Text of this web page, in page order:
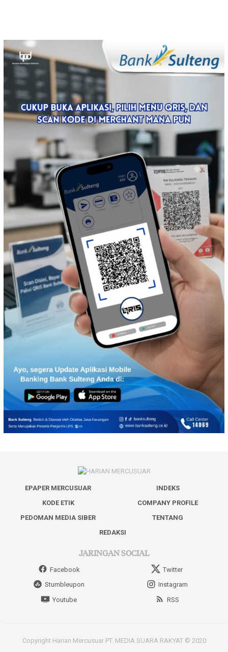
EPAPER MERCUSUAR
INDEKS
KODE ETIK
COMPANY PROFILE
PEDOMAN MEDIA SIBER
TENTANG
REDAKSI
JARINGAN SOCIAL
Facebook
Twitter
Stumbleupon
Instagram
Youtube
RSS
Copyright Harian Mercusuar PT. MEDIA SUARA RAKYAT © 2020